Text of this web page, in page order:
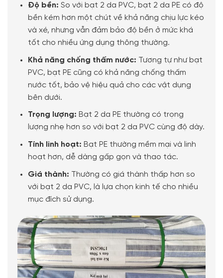
Độ bền: So với bạt 2 da PVC, bạt 2 da PE có độ
bền kém hơn một chút về khả năng chịu lực kéo
và xé, nhưng vẫn đảm bảo độ bền ở mức khá
tốt cho nhiều ứng dụng thông thường.
Khả năng chống thấm nước: Tương tự như bạt
PVC, bạt PE cũng có khả năng chống thấm
nước tốt, bảo vệ hiệu quả cho các vật dụng
bên dưới.
Trọng lượng: Bạt 2 da PE thường có trọng
lượng nhẹ hơn so với bạt 2 da PVC cùng độ dày.
Tính linh hoạt: Bạt PE thường mềm mại và linh
hoạt hơn, dễ dàng gấp gọn và thao tác.
Giá thành: Thường có giá thành thấp hơn so
với bạt 2 da PVC, là lựa chọn kinh tế cho nhiều
mục đích sử dụng.